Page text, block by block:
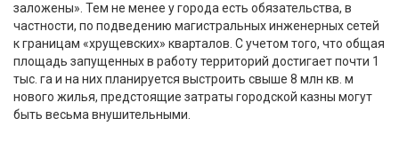
заложены». Тем не менее у города есть обязательства, в
частности, по подведению магистральных инженерных сетей
к границам «хрущевских» кварталов. С учетом того, что общая
площадь запущенных в работу территорий достигает почти 1
тыс. га и на них планируется выстроить свыше 8 млн кв. м
нового жилья, предстоящие затраты городской казны могут
быть весьма внушительными.